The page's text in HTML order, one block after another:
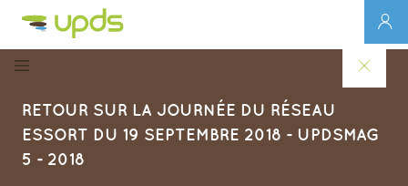
RETOUR SUR LA JOURNÉE DU RÉSEAU
ESSORT DU 19 SEPTEMBRE 2018 - UPDSMAG
5 - 2018